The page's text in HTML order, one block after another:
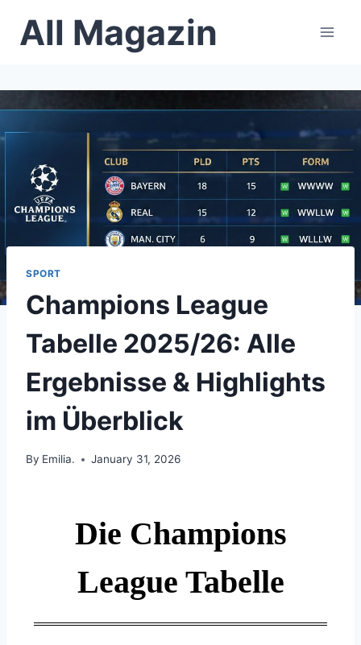
All Magazin
SPORT
Champions League
Tabelle 2025/26: Alle
Ergebnisse & Highlights
im Überblick
By Emilia. January 31, 2026
Die Champions
League Tabelle